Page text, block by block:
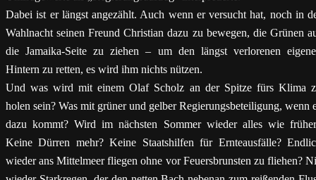
Dabei ist er längst angezählt. Auch wenn er versucht hat, noch in
Wahlnacht seinen Freund Christian dazu zu bewegen, die Grünen
die Jamaika-Seite zu ziehen – um den längst verlorenen
Hintern zu retten, es wird ihm nichts nützen.
Und was wird mit einem Olaf Scholz an der Spitze fürs Klima
holen sein? Was mit grüner und gelber Regierungsbeteiligung, wenn
dazu kommt? Wird im nächsten Sommer wieder alles wie
Keine Dürren mehr? Keine Staatshilfen für Ernteausfälle?
wieder ans Mittelmeer fliegen ohne vor Feuersbrunsten zu fliehen?